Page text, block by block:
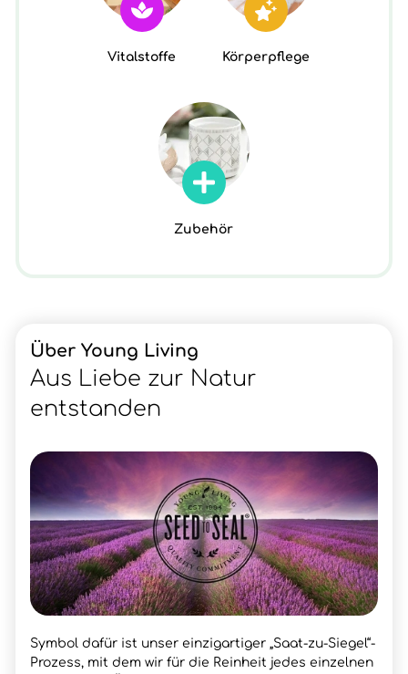
Vitalstoffe Körperpflege
Zubehör
Über Young Living
Aus Liebe zur Natur
entstanden
Symbol dafür ist unser einzigartiger „Saat-zu-Siegel“-
Prozess, mit dem wir für die Reinheit jedes einzelnen